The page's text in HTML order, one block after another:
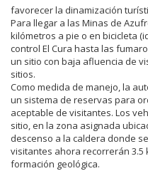
favorecer la dinamización
Para llegar a las Minas de
kilómetros a pie o en bicicleta
control El Cura hasta las
un sitio con baja afluencia de
sitios.
Como medida de manejo, la
un sistema de reservas para
aceptable de visitantes. Los
sitio, en la zona asignada
descenso a la caldera donde
visitantes ahora recorrerán
formación geológica.